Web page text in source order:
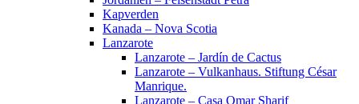
Kapverden
Kanada – Nova Scotia
Lanzarote
Lanzarote – Jardín de Cactus
Lanzarote – Vulkanhaus. Stiftung César
Manrique.
Lanzarote – Casa Omar Sharif